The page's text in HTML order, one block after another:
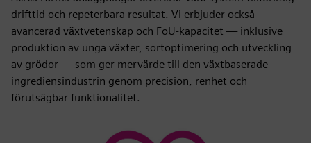
drifttid och repeterbara resultat. Vi erbjuder också
avancerad växtvetenskap och FoU-kapacitet — inklusive
produktion av unga växter, sortoptimering och utveckling
av grödor — som ger mervärde till den växtbaserade
ingrediensindustrin genom precision, renhet och
förutsägbar funktionalitet.